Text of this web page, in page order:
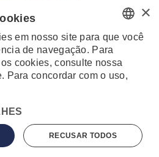
BY
- TERMOS E CONDIÇÕES-
POLÍTICA
PRIVACIDADE
PORTUGUESE
ENGLISH
×
em nosso site para que você
de navegação. Para
cookies, consulte nossa
Para concordar com o uso,
RECUSAR TODOS